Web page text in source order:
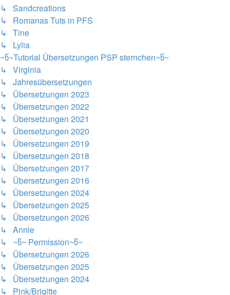
↳ Sandcreations
↳ Romanas Tuts in PFS
↳ Tine
↳ Lylia
~წ~Tutorial Übersetzungen PSP sternchen~წ~
↳ Virginia
↳ Jahresübersetzungen
↳ Übersetzungen 2023
↳ Übersetzungen 2022
↳ Übersetzungen 2021
↳ Übersetzungen 2020
↳ Übersetzungen 2019
↳ Übersetzungen 2018
↳ Übersetzungen 2017
↳ Übersetzungen 2016
↳ Übersetzungen 2024
↳ Übersetzungen 2025
↳ Übersetzungen 2026
↳ Annie
↳ ~წ~ Permission~წ~
↳ Übersetzungen 2026
↳ Übersetzungen 2025
↳ Übersetzungen 2024
↳ Pink/Brigitte